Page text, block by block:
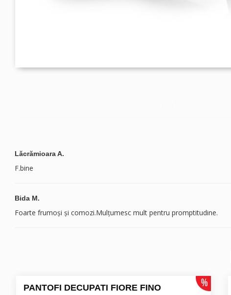
Lăcrămioara A.
F.bine
Bida M.
Foarte frumoși și comozi.Mulțumesc mult pentru promptitudine.
PANTOFI DECUPATI FIORE FINO